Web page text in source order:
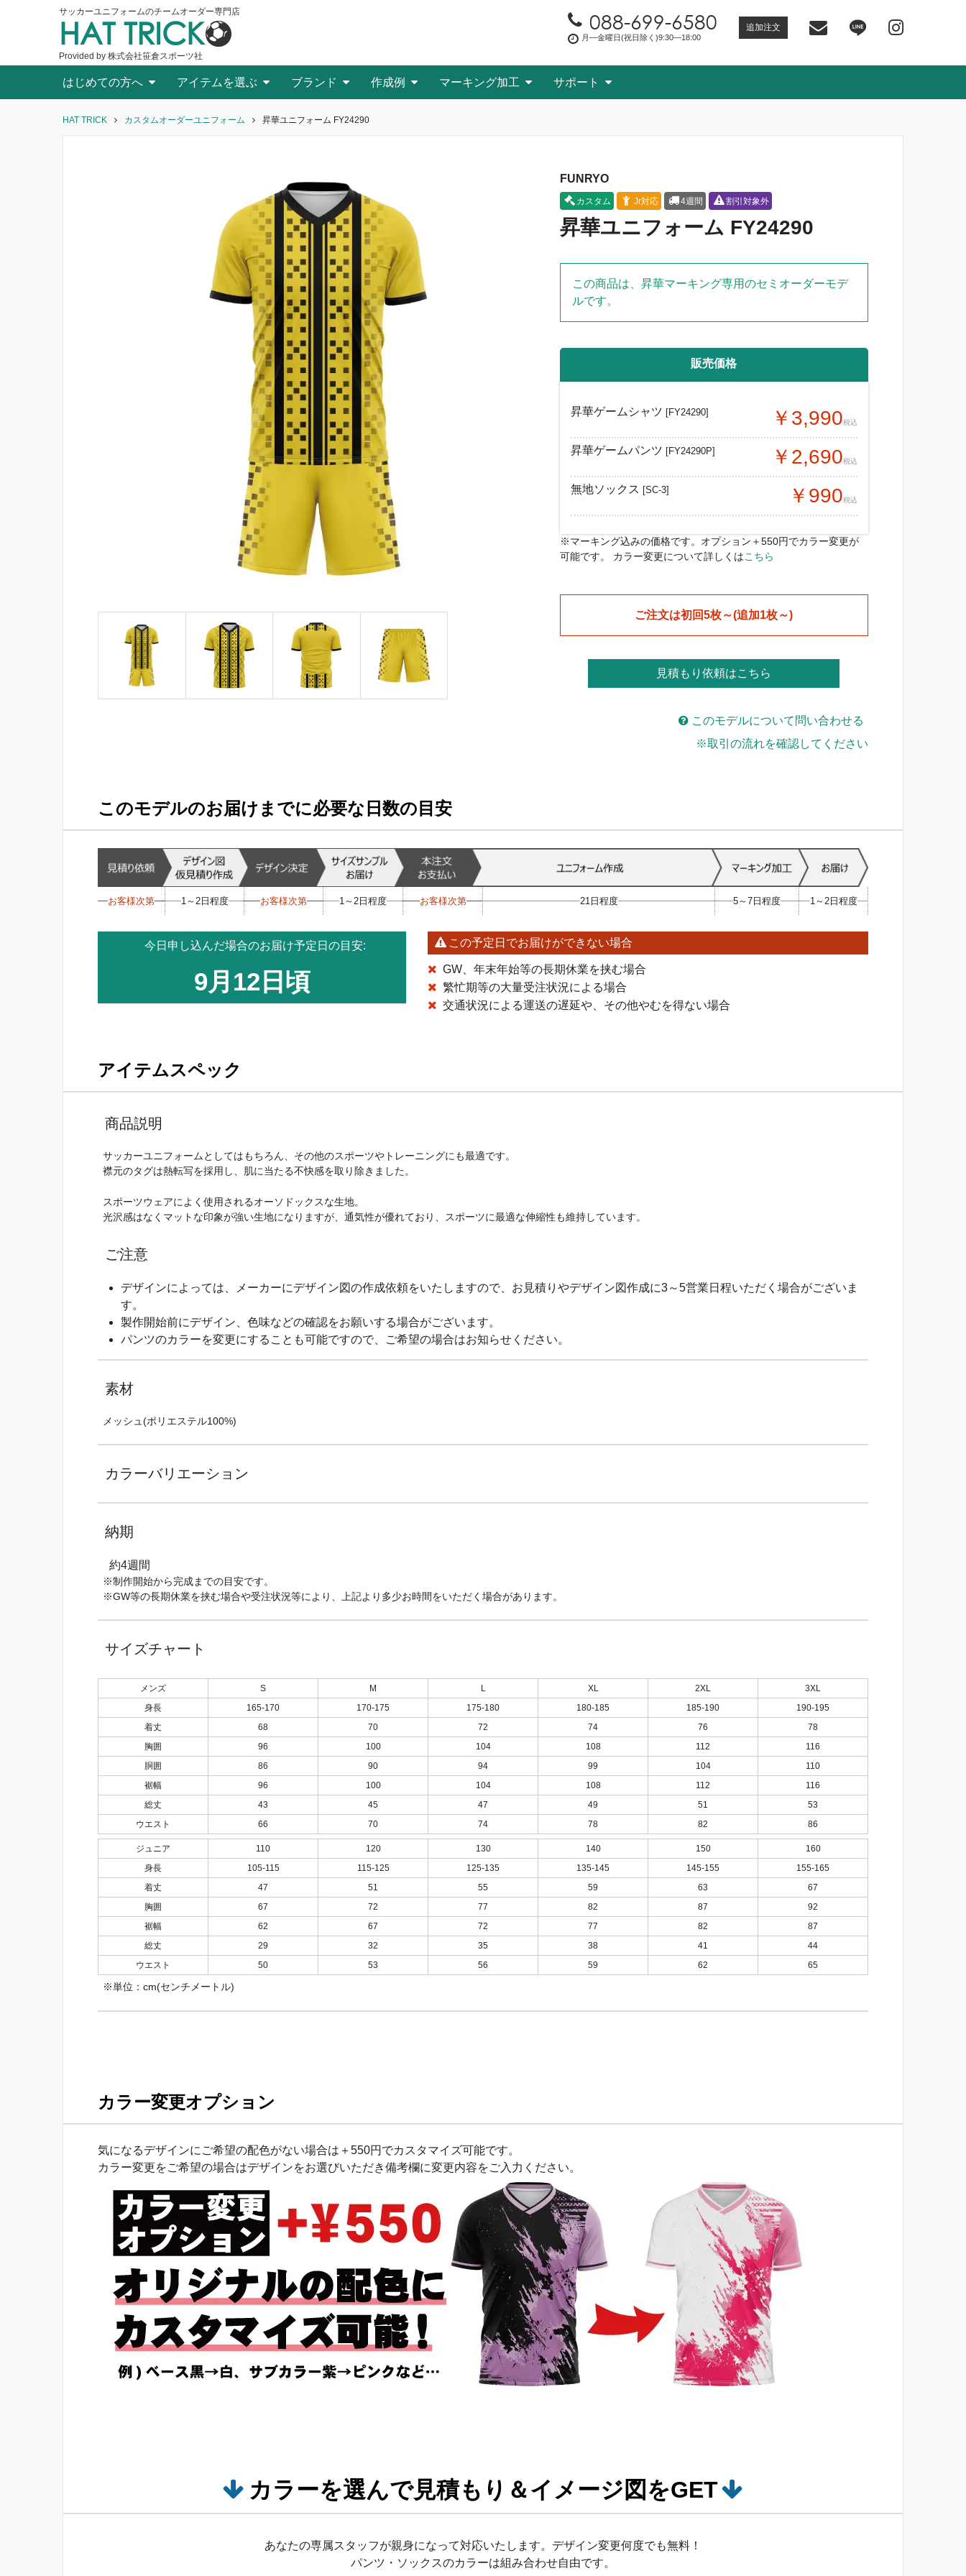
サッカーユニフォームのチームオーダー専門店
HAT TRICK
Provided by 株式会社笹倉スポーツ社
088-699-6580
月―金曜日(祝日除く)9:30―18:00
追加注文
はじめての方へ アイテムを選ぶ ブランド 作成例 マーキング加工 サポート
HAT TRICK カスタムオーダーユニフォーム 昇華ユニフォーム FY24290
FUNRYO
カスタム Jr対応 4週間 割引対象外
昇華ユニフォーム FY24290
この商品は、昇華マーキング専用のセミオーダーモデ
ルです。
販売価格
昇華ゲームシャツ [FY24290] ￥3,990税込
昇華ゲームパンツ [FY24290P] ￥2,690税込
無地ソックス [SC-3] ￥990税込
※マーキング込みの価格です。オプション＋550円でカラー変更が
可能です。 カラー変更について詳しくはこちら
ご注文は初回5枚～(追加1枚～)
見積もり依頼はこちら
このモデルについて問い合わせる
※取引の流れを確認してください
このモデルのお届けまでに必要な日数の目安
お客様次第 1～2日程度 お客様次第 1～2日程度 お客様次第 21日程度 5～7日程度 1～2日程度
今日申し込んだ場合のお届け予定日の目安:
9月12日頃
この予定日でお届けができない場合
GW、年末年始等の長期休業を挟む場合
繁忙期等の大量受注状況による場合
交通状況による運送の遅延や、その他やむを得ない場合
アイテムスペック
商品説明
サッカーユニフォームとしてはもちろん、その他のスポーツやトレーニングにも最適です。
襟元のタグは熱転写を採用し、肌に当たる不快感を取り除きました。
スポーツウェアによく使用されるオーソドックスな生地。
光沢感はなくマットな印象が強い生地になりますが、通気性が優れており、スポーツに最適な伸縮性も維持しています。
ご注意
デザインによっては、メーカーにデザイン図の作成依頼をいたしますので、お見積りやデザイン図作成に3～5営業日程いただく場合がございま
す。
製作開始前にデザイン、色味などの確認をお願いする場合がございます。
パンツのカラーを変更にすることも可能ですので、ご希望の場合はお知らせください。
素材
メッシュ(ポリエステル100%)
カラーバリエーション
納期
約4週間
※制作開始から完成までの目安です。
※GW等の長期休業を挟む場合や受注状況等により、上記より多少お時間をいただく場合があります。
サイズチャート
メンズ S M L XL 2XL
3XL
身長
165-170 170-175 175-180 180-185 185-190
190-195
着丈
68 70 72 74 76
78
胸囲
96 100 104 108 112
116
胴囲
86 90 94 99 104
110
裾幅
96 100 104 108 112
116
総丈
43 45 47 49 51
53
ウエスト
66 70 74 78 82 86
ジュニア 110 120 130 140 150
160
身長
105-115 115-125 125-135 135-145 145-155
155-165
着丈
47 51 55 59 63
67
胸囲
67 72 77 82 87
92
裾幅
62 67 72 77 82
87
総丈
29 32 35 38 41
44
ウエスト
50 53 56 59 62 65
※単位：cm(センチメートル)
カラー変更オプション
気になるデザインにご希望の配色がない場合は＋550円でカスタマイズ可能です。
カラー変更をご希望の場合はデザインをお選びいただき備考欄に変更内容をご入力ください。
カラーを選んで見積もり＆イメージ図をGET
あなたの専属スタッフが親身になって対応いたします。デザイン変更何度でも無料！
パンツ・ソックスのカラーは組み合わせ自由です。